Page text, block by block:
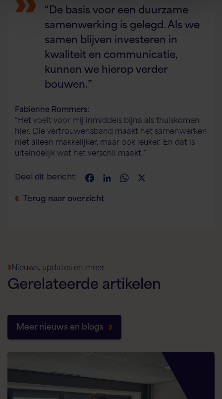
“De basis voor een duurzame
samenwerking is gelegd. Als we
samen blijven investeren in
kwaliteit en communicatie,
kunnen we hierop verder
bouwen.”
Fabienne Rommers:
“Het voelt voor mij inmiddels bijna als thuiskomen
hier. Die vertrouwensband maakt het samenwerken
niet alleen makkelijker, maar ook leuker. En dat is
uiteindelijk wat het verschil maakt.”
Deel dit bericht: FacebookLinkedInWhatsApp
Terug naar overzicht
Nieuws, updates en meer
Gerelateerdeartikelen
Meer nieuws en blogs